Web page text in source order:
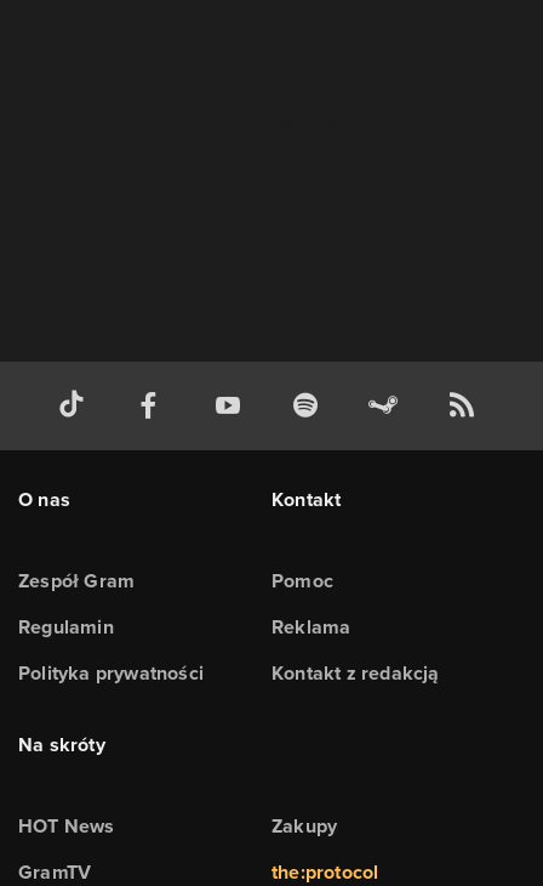
O nas
Zespół Gram
Regulamin
Polityka prywatności
Kontakt
Pomoc
Reklama
Kontakt z redakcją
Na skróty
HOT News
GramTV
Zakupy
the:protocol